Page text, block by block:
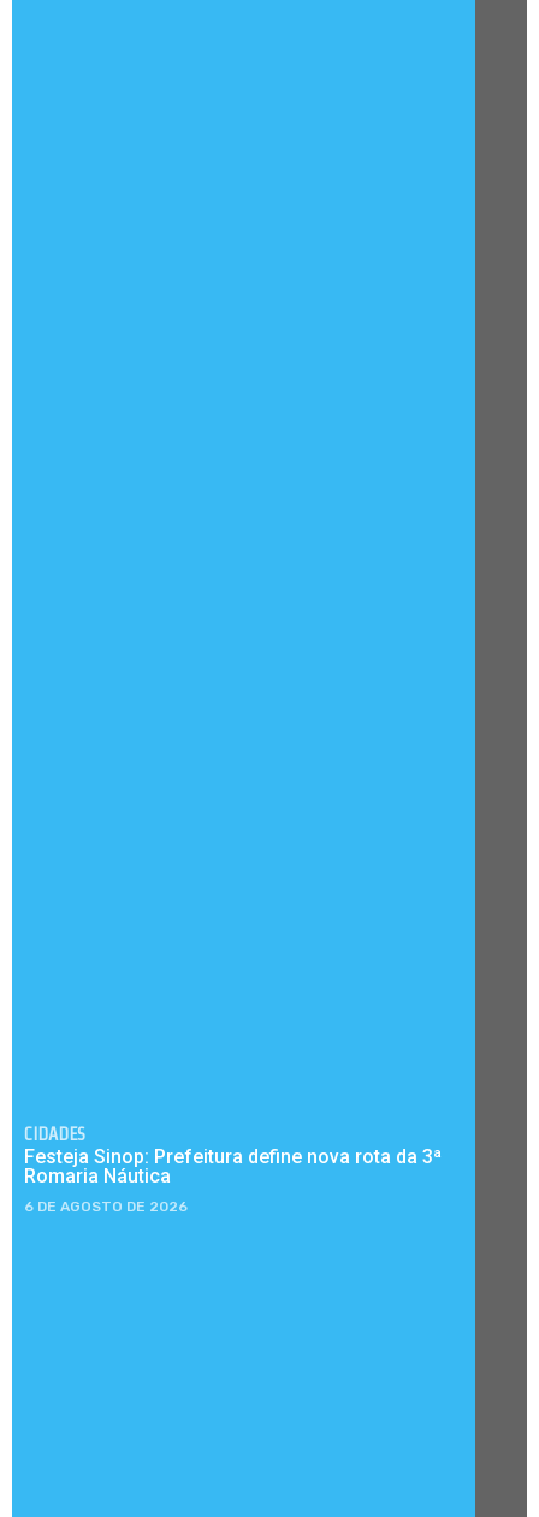
CIDADES
Festeja Sinop: Prefeitura define nova rota da 3ª
Romaria Náutica
6 DE AGOSTO DE 2026